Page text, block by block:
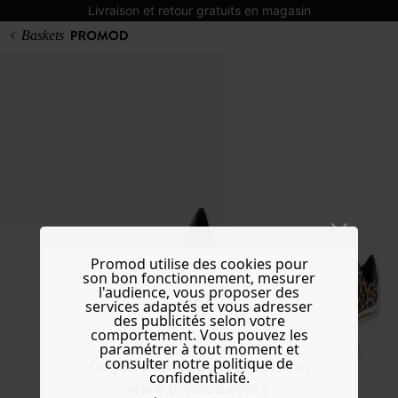
Livraison et retour gratuits en magasin
Do you want to be redirected to
www.promod.com ?
Baskets
Promod utilise des cookies pour
son bon fonctionnement, mesurer
l'audience, vous proposer des
services adaptés et vous adresser
des publicités selon votre
comportement. Vous pouvez les
paramétrer à tout moment et
consulter notre politique de
confidentialité.